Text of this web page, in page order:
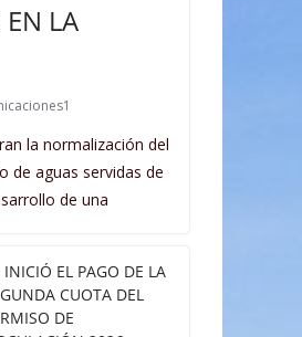
LA
la normalización del
de aguas servidas de
de una
INICIÓ EL PAGO DE LA
CUOTA DEL
DE